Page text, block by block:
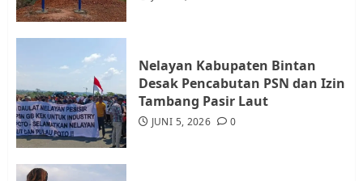
4
5
Warga Rempang Ajukan
Audiensi dengan Wali Kota
Batam, Soroti Aktivitas yang
Resahkan Warga
Nelayan Kabupaten Bintan
Desak Pencabutan PSN dan Izin
Tambang Pasir Laut
JUNI 5, 2026 0